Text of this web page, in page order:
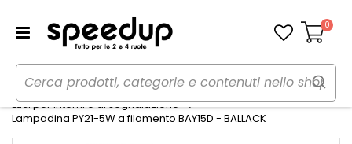
Carrello
0
Home Auto
Illuminazione
Luci per interni e di segnalazione
Lampadina PY21-5W a filamento BAY15D - BALLACK